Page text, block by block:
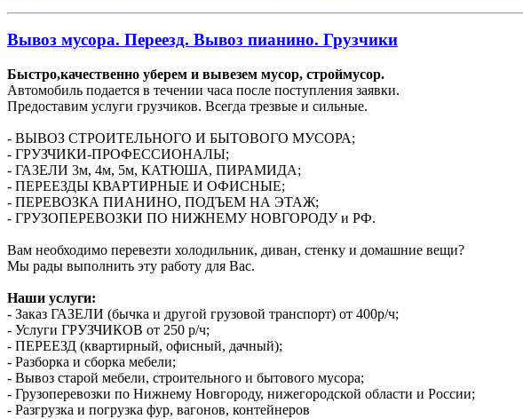
Вывоз мусора. Переезд. Вывоз пианино. Грузчики
Быстро,качественно уберем и вывезем мусор, строймусор.
Автомобиль подается в течении часа после поступления заявки.
Предоставим услуги грузчиков. Всегда трезвые и сильные.
- ВЫВОЗ СТРОИТЕЛЬНОГО И БЫТОВОГО МУСОРА;
- ГРУЗЧИКИ-ПРОФЕССИОНАЛЫ;
- ГАЗЕЛИ 3м, 4м, 5м, КАТЮША, ПИРАМИДА;
- ПЕРЕЕЗДЫ КВАРТИРНЫЕ И ОФИСНЫЕ;
- ПЕРЕВОЗКА ПИАНИНО, ПОДЪЕМ НА ЭТАЖ;
- ГРУЗОПЕРЕВОЗКИ ПО НИЖНЕМУ НОВГОРОДУ и РФ.
Вам необходимо перевезти холодильник, диван, стенку и домашние вещи?
Мы рады выполнить эту работу для Вас.
Наши услуги:
- Заказ ГАЗЕЛИ (бычка и другой грузовой транспорт) от 400р/ч;
- Услуги ГРУЗЧИКОВ от 250 р/ч;
- ПЕРЕЕЗД (квартирный, офисный, дачный);
- Разборка и сборка мебели;
- Вывоз старой мебели, строительного и бытового мусора;
- Грузоперевозки по Нижнему Новгороду, нижегородской области и России;
- Разгрузка и погрузка фур, вагонов, контейнеров